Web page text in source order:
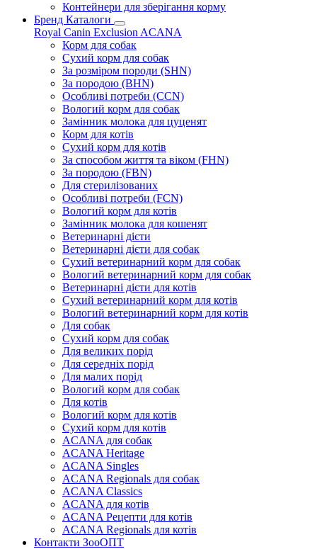
Контейнери для зберігання корму
Бренд Каталоги
Royal Canin Exclusion ACANA
Корм для собак
Сухий корм для собак
За розміром породи (SHN)
За породою (BHN)
Особливі потреби (CCN)
Вологий корм для собак
Замінник молока для цуценят
Корм для котів
Сухий корм для котів
За способом життя та віком (FHN)
За породою (FBN)
Для стерилізованих
Особливі потреби (FCN)
Вологий корм для котів
Замінник молока для кошенят
Ветеринарні дієти
Ветеринарні дієти для собак
Сухий ветеринарний корм для собак
Вологий ветеринарний корм для собак
Ветеринарні дієти для котів
Сухий ветеринарний корм для котів
Вологий ветеринарний корм для котів
Для собак
Сухий корм для собак
Для великих порід
Для середніх порід
Для малих порід
Вологий корм для собак
Для котів
Вологий корм для котів
Сухий корм для котів
ACANA для собак
ACANA Heritage
ACANA Singles
ACANA Regionals для собак
ACANA Classics
ACANA для котів
ACANA Рецепти для котів
ACANA Regionals для котів
Контакти ЗооОПТ